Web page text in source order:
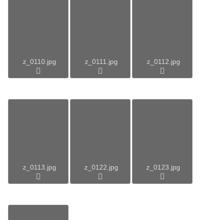
z_0110.jpg z_0111.jpg z_0112.jpg
z_0113.jpg z_0122.jpg z_0123.jpg